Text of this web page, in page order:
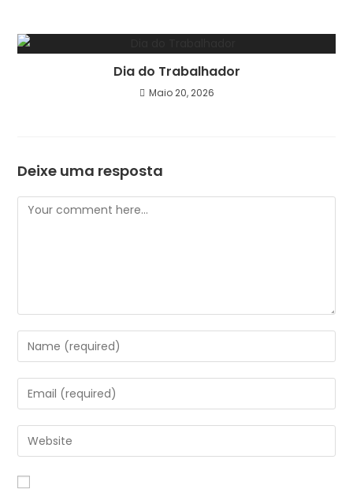
Dia do Trabalhador
Maio 20, 2026
Deixe uma resposta